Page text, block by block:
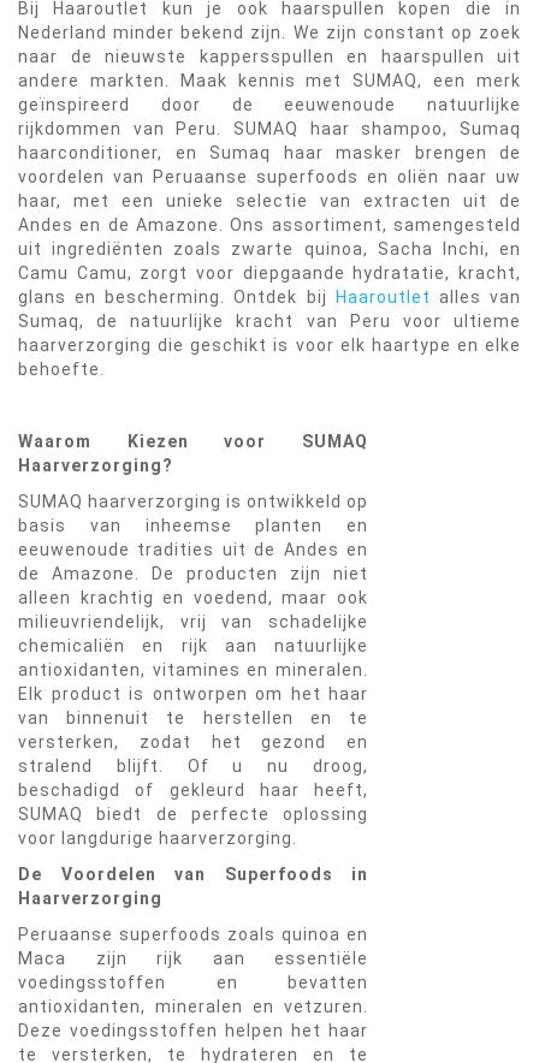
Bij Haaroutlet kun je ook haarspullen kopen die in
Nederland minder bekend zijn. We zijn constant op zoek
naar de nieuwste kappersspullen en haarspullen uit
andere markten. Maak kennis met SUMAQ, een merk
geïnspireerd door de eeuwenoude natuurlijke
rijkdommen van Peru. SUMAQ haar shampoo, Sumaq
haarconditioner, en Sumaq haar masker brengen de
voordelen van Peruaanse superfoods en oliën naar uw
haar, met een unieke selectie van extracten uit de
Andes en de Amazone. Ons assortiment, samengesteld
uit ingrediënten zoals zwarte quinoa, Sacha Inchi, en
Camu Camu, zorgt voor diepgaande hydratatie, kracht,
glans en bescherming. Ontdek bij
Haaroutlet alles van
Sumaq, de natuurlijke kracht van Peru voor ultieme
haarverzorging die geschikt is voor elk haartype en elke
behoefte.
Waarom Kiezen voor SUMAQ
Haarverzorging?
SUMAQ haarverzorging is ontwikkeld op
basis van inheemse planten en
eeuwenoude tradities uit de Andes en
de Amazone. De producten zijn niet
alleen krachtig en voedend, maar ook
milieuvriendelijk, vrij van schadelijke
chemicaliën en rijk aan natuurlijke
antioxidanten, vitamines en mineralen.
Elk product is ontworpen om het haar
van binnenuit te herstellen en te
versterken, zodat het gezond en
stralend blijft. Of u nu droog,
beschadigd of gekleurd haar heeft,
SUMAQ biedt de perfecte oplossing
voor langdurige haarverzorging.
De Voordelen van Superfoods in
Haarverzorging
Peruaanse superfoods zoals quinoa en
Maca zijn rijk aan essentiële
voedingsstoffen en bevatten
antioxidanten, mineralen en vetzuren.
Deze voedingsstoffen helpen het haar
te versterken, te hydrateren en te